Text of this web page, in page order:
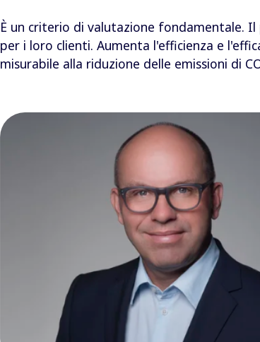
È un criterio di valutazione fondamentale.
per i loro clienti. Aumenta l'efficienza e
misurabile alla riduzione delle emissioni di